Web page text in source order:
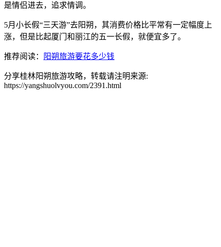
是情侣进去，追求情调。
5月小长假“三天游”去阳朔，其消费价格比平常有一定幅度上
涨，但是比起厦门和丽江的五一长假，就便宜多了。
推荐阅读： 阳朔旅游要花多少钱
分享桂林阳朔旅游攻略，转载请注明来源:
https://yangshuolvyou.com/2391.html